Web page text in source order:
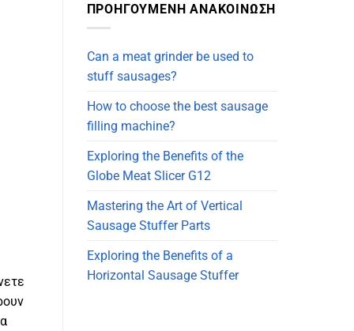
ΠΡΟΗΓΟΥΜΕΝΗ ΑΝΑΚΟΙΝΩΣΗ
Can a meat grinder be used to
stuff sausages?
How to choose the best sausage
filling machine?
Exploring the Benefits of the
Globe Meat Slicer G12
Mastering the Art of Vertical
Sausage Stuffer Parts
Exploring the Benefits of a
Horizontal Sausage Stuffer